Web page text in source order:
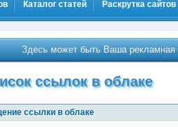
Каталог статей Раскрутка сайтов
может быть Ваша рекламная
ссылок в облаке
ссылки в облаке